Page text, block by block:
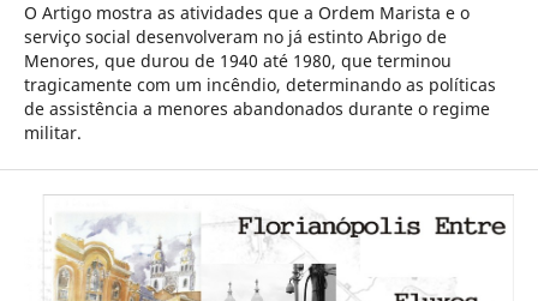
O Artigo mostra as atividades que a Ordem Marista e o
serviço social desenvolveram no já estinto Abrigo de
Menores, que durou de 1940 até 1980, que terminou
tragicamente com um incêndio, determinando as políticas
de assistência a menores abandonados durante o regime
militar.